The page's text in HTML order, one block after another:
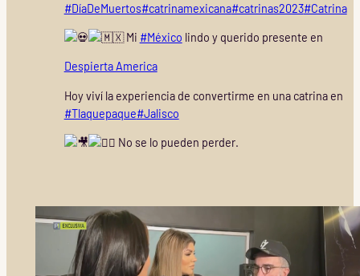
#DíaDeMuertos#catrinamexicana#catrinas2023#Catrina
Mi #México lindo y querido presente en
Despierta America
Hoy viví la experiencia de convertirme en una catrina en
#Tlaquepaque#Jalisco
No se lo pueden perder.